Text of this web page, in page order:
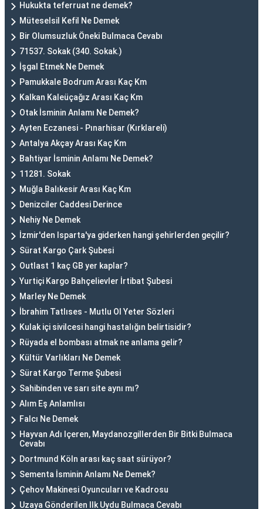
Hukukta teferruat ne demek?
Müteselsil Kefil Ne Demek
Bir Olumsuzluk Öneki Bulmaca Cevabı
71537. Sokak (340. Sokak.)
İşgal Etmek Ne Demek
Pamukkale Bodrum Arası Kaç Km
Kalkan Kaleüçağız Arası Kaç Km
Otak İsminin Anlamı Ne Demek?
Ayten Eczanesi - Pınarhisar (Kırklareli)
Antalya Akçay Arası Kaç Km
Bahtiyar İsminin Anlamı Ne Demek?
11281. Sokak
Muğla Balıkesir Arası Kaç Km
Denizciler Caddesi Derince
Nehiy Ne Demek
İzmir'den Isparta'ya giderken hangi şehirlerden geçilir?
Sürat Kargo Çark Şubesi
Outlast 1 kaç GB yer kaplar?
Yurtiçi Kargo Bahçelievler İrtibat Şubesi
Marley Ne Demek
İbrahim Tatlıses - Mutlu Ol Yeter Sözleri
Kulak içi sivilcesi hangi hastalığın belirtisidir?
Rüyada el bombası atmak ne anlama gelir?
Kültür Varlıkları Ne Demek
Sürat Kargo Terme Şubesi
Sahibinden ve sarı site aynı mı?
Alım Eş Anlamlısı
Falcı Ne Demek
Hayvan Adı Içeren, Maydanozgillerden Bir Bitki Bulmaca
Cevabı
Dortmund Köln arası kaç saat sürüyor?
Sementa İsminin Anlamı Ne Demek?
Çehov Makinesi Oyuncuları ve Kadrosu
Uzaya Gönderilen Ilk Uydu Bulmaca Cevabı